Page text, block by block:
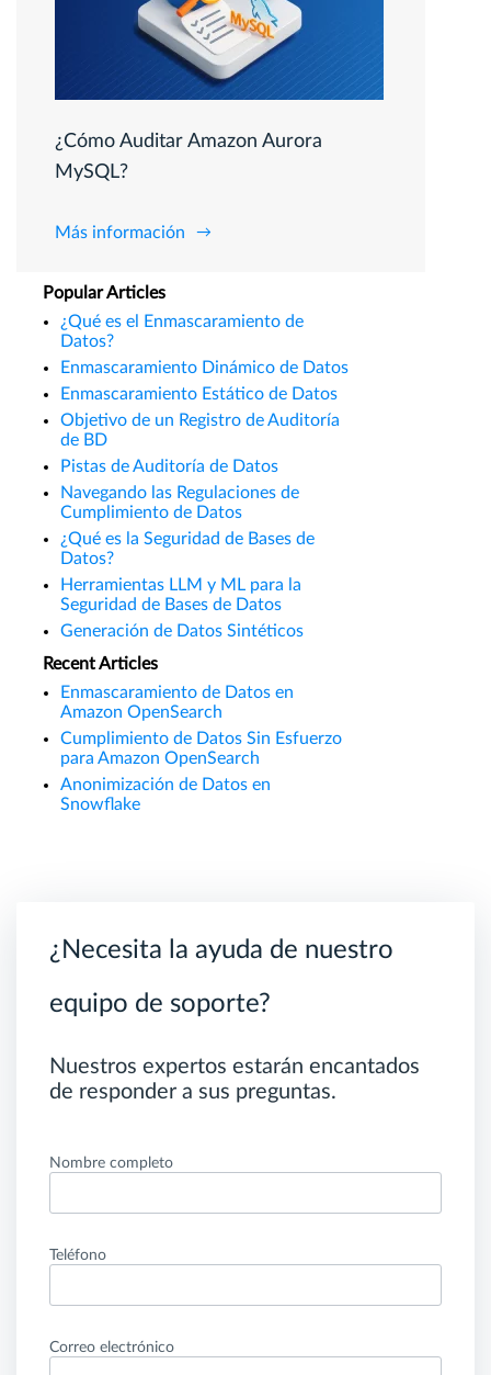
¿Cómo Auditar Amazon Aurora
MySQL?
Más información
Popular Articles
¿Qué es el Enmascaramiento de
Datos?
Enmascaramiento Dinámico de Datos
Enmascaramiento Estático de Datos
Objetivo de un Registro de Auditoría
de BD
Pistas de Auditoría de Datos
Navegando las Regulaciones de
Cumplimiento de Datos
¿Qué es la Seguridad de Bases de
Datos?
Herramientas LLM y ML para la
Seguridad de Bases de Datos
Generación de Datos Sintéticos
Recent Articles
Enmascaramiento de Datos en
Amazon OpenSearch
Cumplimiento de Datos Sin Esfuerzo
para Amazon OpenSearch
Anonimización de Datos en
Snowflake
¿Necesita la ayuda de nuestro
equipo de soporte?
Nuestros expertos estarán encantados
de responder a sus preguntas.
Nombre completo
Teléfono
Correo electrónico